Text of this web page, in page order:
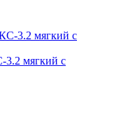
мягкий с